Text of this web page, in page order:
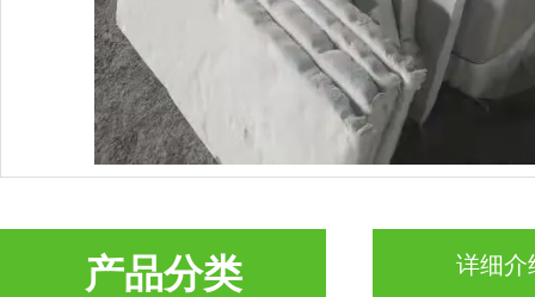
产品分类 详细介